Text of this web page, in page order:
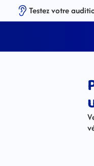
Testez votre